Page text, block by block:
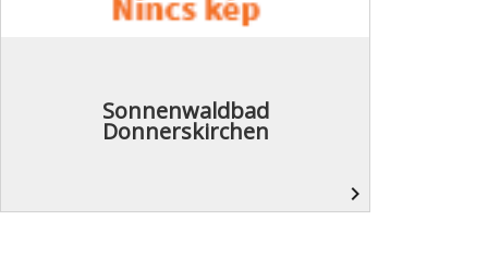
Sonnenwaldbad
Donnerskirchen
navigate_next